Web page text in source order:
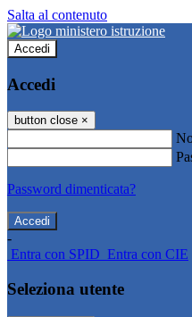
Salta al contenuto
Accedi
Accedi
button close ×
Password dimenticata?
-
Entra con SPID Entra con CIE
Seleziona utente